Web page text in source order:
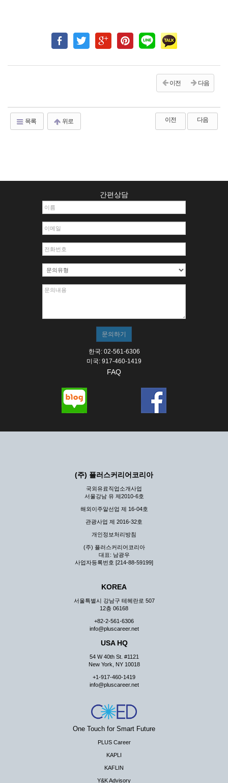
이전 다음
목록 위로 이전 다음
간편상담
한국: 02-561-6306
미국: 917-460-1419
FAQ
(주) 플러스커리어코리아
국외유료직업소개사업
서울강남 유 제2010-6호
해외이주알선업 제 16-04호
관광사업 제 2016-32호
개인정보처리방침
(주) 플러스커리어코리아
대표: 남광우
사업자등록번호 [214-88-59199]
KOREA
서울특별시 강남구 테헤란로 507
12층 06168
+82-2-561-6306
info@pluscareer.net
USA HQ
54 W 40th St. #1121
New York, NY 10018
+1-917-460-1419
info@pluscareer.net
One Touch for Smart Future
PLUS Career
KAPLI
KAFLIN
Y&K Advisory